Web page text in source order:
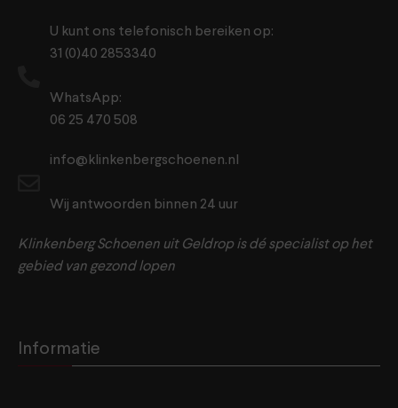
U kunt ons telefonisch bereiken op:
31 (0)40 2853340
WhatsApp:
06 25 470 508
info@klinkenbergschoenen.nl
Wij antwoorden binnen 24 uur
Klinkenberg Schoenen uit Geldrop is dé specialist op het
gebied van gezond lopen
Informatie